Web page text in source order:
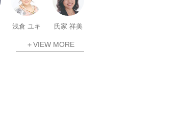
浅倉 ユキ 氏家 祥美
＋VIEW MORE